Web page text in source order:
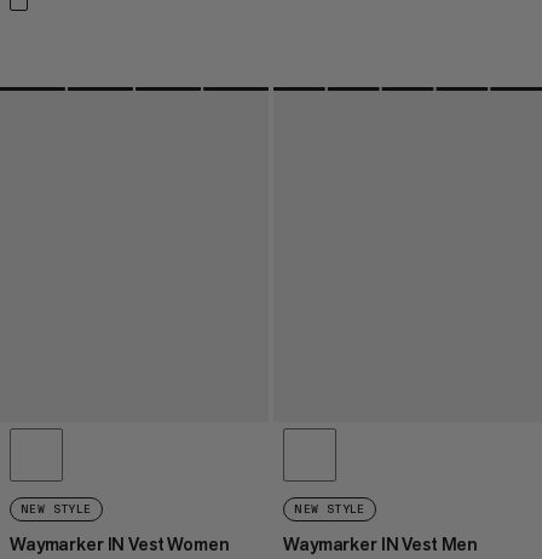
NEW STYLE
Waymarker IN Vest Women
NEW STYLE
Waymarker IN Vest Men